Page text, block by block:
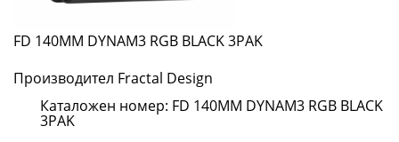
140MM
DYNAM3
RGB
FD 140MM DYNAM3 RGB BLACK 3PAK
Производител Fractal Design
Каталожен номер: FD 140MM DYNAM3 RGB BLACK
3PAK